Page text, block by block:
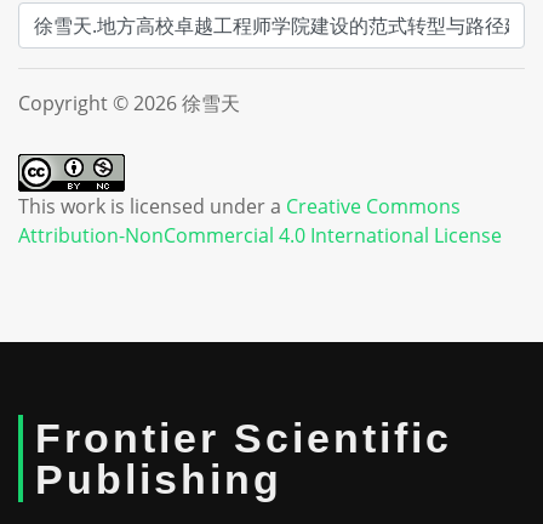
Copyright © 2026 徐雪天
This work is licensed under a Creative Commons
Attribution-NonCommercial 4.0 International License
Frontier Scientific
Publishing